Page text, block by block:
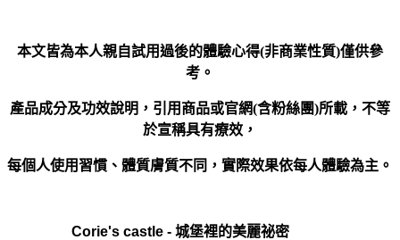
本文皆為本人親自試用過後的體驗心得(非商業性質)僅供參
考。
產品成分及功效說明，引用商品或官網(含粉絲團)所載，不等
於宣稱具有療效，
每個人使用習慣、體質膚質不同，實際效果依每人體驗為主。
Corie's castle - 城堡裡的美麗祕密